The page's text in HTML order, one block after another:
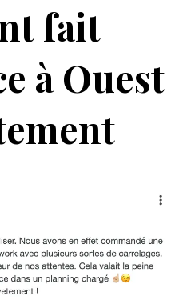
fait
à Ouest